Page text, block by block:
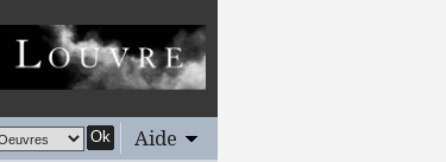
Ok Aide